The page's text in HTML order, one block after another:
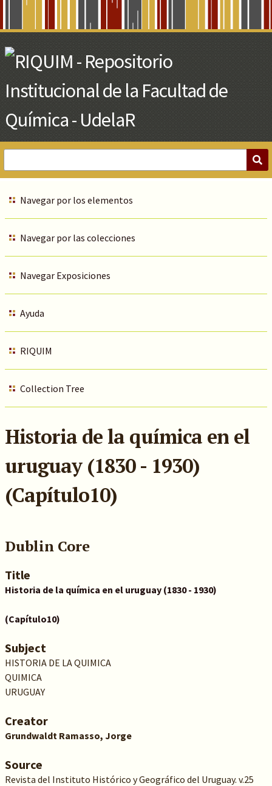
Main
Content
Navegar por los elementos
Navegar por las colecciones
Navegar Exposiciones
Ayuda
RIQUIM
Collection Tree
Historia de la química en el
uruguay (1830 - 1930)
(Capítulo10)
Dublin Core
Title
Historia de la química en el uruguay (1830 - 1930)
(Capítulo10)
Subject
HISTORIA DE LA QUIMICA
QUIMICA
URUGUAY
Creator
Grundwaldt Ramasso, Jorge
Source
Revista del Instituto Histórico y Geográfico del Uruguay. v.25